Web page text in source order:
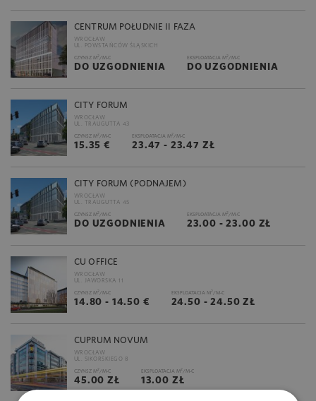
CENTRUM POŁUDNIE II FAZA
WROCŁAW
UL. POWSTAŃCÓW ŚLĄSKICH
CZYNSZ M2 /M-C
DO UZGODNIENIA
EKSPLOATACJA M2 /M-C
DO UZGODNIENIA
CITY FORUM
WROCŁAW
UL. TRAUGUTTA 43
CZYNSZ M2 /M-C
15.35 €
EKSPLOATACJA M2 /M-C
23.47 - 23.47 ZŁ
CITY FORUM (PODNAJEM)
WROCŁAW
UL. TRAUGUTTA 45
CZYNSZ M2 /M-C
DO UZGODNIENIA
EKSPLOATACJA M2 /M-C
23.00 - 23.00 ZŁ
CU OFFICE
WROCŁAW
UL. JAWORSKA 11
CZYNSZ M2 /M-C
14.80 - 14.50 €
EKSPLOATACJA M2 /M-C
24.50 - 24.50 ZŁ
CUPRUM NOVUM
WROCŁAW
UL. SIKORSKIEGO 8
CZYNSZ M2 /M-C
45.00 ZŁ
EKSPLOATACJA M2 /M-C
13.00 ZŁ